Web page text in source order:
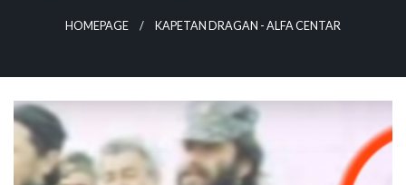
HOMEPAGE KAPETAN DRAGAN - ALFA CENTAR